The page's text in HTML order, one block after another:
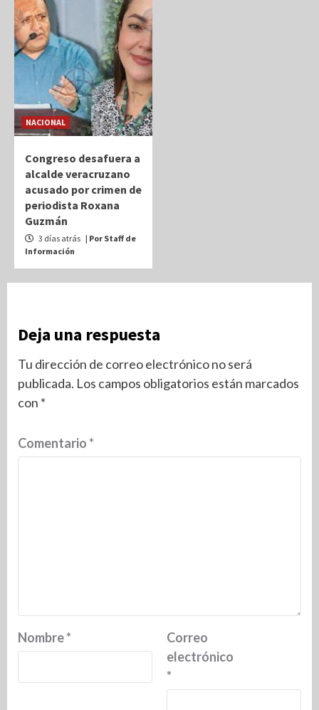
NACIONAL
Congreso desafuera a
alcalde veracruzano
acusado por crimen de
periodista Roxana
Guzmán
3 días atrás | Por Staff de
Información
Deja una respuesta
Tu dirección de correo electrónico no será
publicada. Los campos obligatorios están marcados
con *
Comentario*
Nombre*
Correo
electrónico
*